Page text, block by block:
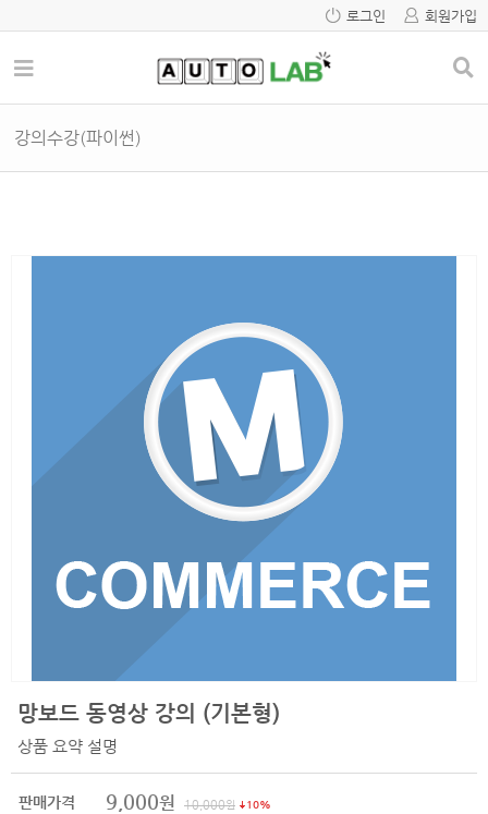
로그인 회원가입
강의수강(파이썬)
망보드 동영상 강의 (기본형)
상품 요약 설명
판매가격 9,000원 10,000원 10%